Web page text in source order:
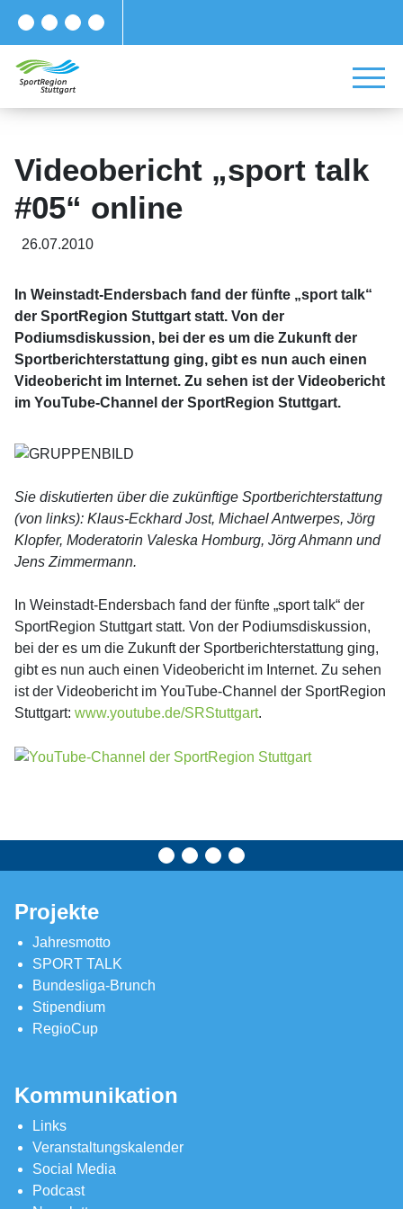
Videobericht „sport talk
#05“ online
26.07.2010
In Weinstadt-Endersbach fand der fünfte „sport talk“
der SportRegion Stuttgart statt. Von der
Podiumsdiskussion, bei der es um die Zukunft der
Sportberichterstattung ging, gibt es nun auch einen
Videobericht im Internet. Zu sehen ist der Videobericht
im YouTube-Channel der SportRegion Stuttgart.
Sie diskutierten über die zukünftige Sportberichterstattung
(von links): Klaus-Eckhard Jost, Michael Antwerpes, Jörg
Klopfer, Moderatorin Valeska Homburg, Jörg Ahmann und
Jens Zimmermann.
In Weinstadt-Endersbach fand der fünfte „sport talk“ der
SportRegion Stuttgart statt. Von der Podiumsdiskussion,
bei der es um die Zukunft der Sportberichterstattung ging,
gibt es nun auch einen Videobericht im Internet. Zu sehen
ist der Videobericht im YouTube-Channel der SportRegion
Stuttgart: www.youtube.de/SRStuttgart.
Projekte
Jahresmotto
SPORT TALK
Bundesliga-Brunch
Stipendium
RegioCup
Kommunikation
Links
Veranstaltungskalender
Social Media
Podcast